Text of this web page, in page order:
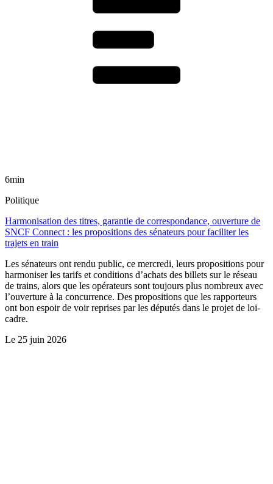
6min
Politique
Harmonisation des titres, garantie de correspondance, ouverture de
SNCF Connect : les propositions des sénateurs pour faciliter les
trajets en train
Les sénateurs ont rendu public, ce mercredi, leurs propositions pour
harmoniser les tarifs et conditions d’achats des billets sur le réseau
de trains, alors que les opérateurs sont toujours plus nombreux avec
l’ouverture à la concurrence. Des propositions que les rapporteurs
ont bon espoir de voir reprises par les députés dans le projet de loi-
cadre.
Le 25 juin 2026